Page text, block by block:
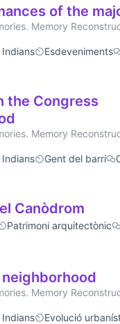
of the
Memory
Indians
Esdeveniments
the Congress
Memory
Indians
Gent del barri
Canòdrom
Patrimoni arquitectònic
Memory
Indians
Evolució